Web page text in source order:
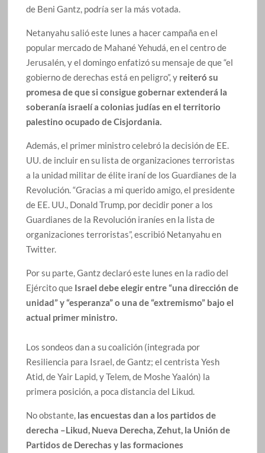
de Beni Gantz, podría ser la más votada.
Netanyahu salió este lunes a hacer campaña en el
popular mercado de Mahané Yehudá, en el centro de
Jerusalén, y el domingo enfatizó su mensaje de que “el
gobierno de derechas está en peligro”, y reiteró su
promesa de que si consigue gobernar extenderá la
soberanía israelí a colonias judías en el territorio
palestino ocupado de Cisjordania.
Además, el primer ministro celebró la decisión de EE.
UU. de incluir en su lista de organizaciones terroristas
a la unidad militar de élite iraní de los Guardianes de la
Revolución. “Gracias a mi querido amigo, el presidente
de EE. UU., Donald Trump, por decidir poner a los
Guardianes de la Revolución iraníes en la lista de
organizaciones terroristas”, escribió Netanyahu en
Twitter.
Por su parte, Gantz declaró este lunes en la radio del
Ejército que Israel debe elegir entre “una dirección de
unidad” y “esperanza” o una de “extremismo” bajo el
actual primer ministro.
Los sondeos dan a su coalición (integrada por
Resiliencia para Israel, de Gantz; el centrista Yesh
Atid, de Yair Lapid, y Telem, de Moshe Yaalón) la
primera posición, a poca distancia del Likud.
No obstante, las encuestas dan a los partidos de
derecha –Likud, Nueva Derecha, Zehut, la Unión de
Partidos de Derechas y las formaciones